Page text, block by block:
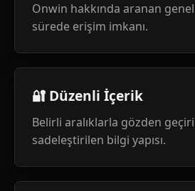
Onwin hakkında aranan
sürede erişim imkanı.
🔐 Düzenli İçerik
Belirli aralıklarla gözden
sadeleştirilen bilgi yapısı.